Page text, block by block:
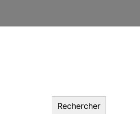
Rechercher